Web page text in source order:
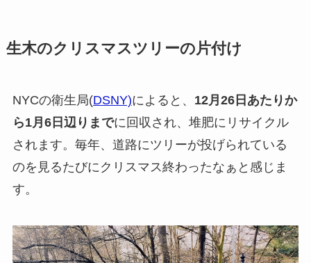
生木のクリスマスツリーの片付け
NYCの衛生局(DSNY)によると、 12月26日あたりか
ら1月6日辺りまでに回収され、堆肥にリサイクル
されます。毎年、道路にツリーが投げられている
のを見るたびにクリスマス終わったなぁと感じま
す。